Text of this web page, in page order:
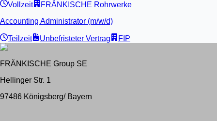
Vollzeit
FRÄNKISCHE Rohrwerke
Accounting Administrator (m/w/d)
Teilzeit Unbefristeter Vertrag FIP
FRÄNKISCHE Group SE
Hellinger Str. 1
97486 Königsberg/ Bayern